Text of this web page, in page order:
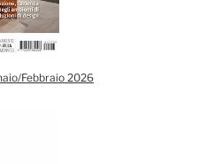
Febbraio 2026